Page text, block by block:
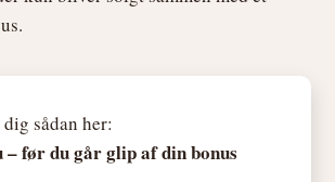
sådan her:
– før du går glip af din bonus